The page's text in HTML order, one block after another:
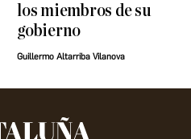
los miembros de su
gobierno
Guillermo Altarriba Vilanova